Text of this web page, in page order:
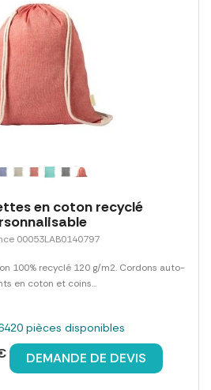
en coton recyclé
00053LAB0140797
100% recyclé 120 g/m2. Cordons auto-
en coton et coins...
pièces disponibles
DEMANDE DE DEVIS